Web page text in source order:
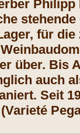
Philipp
für
über. Bis
auch
Seit